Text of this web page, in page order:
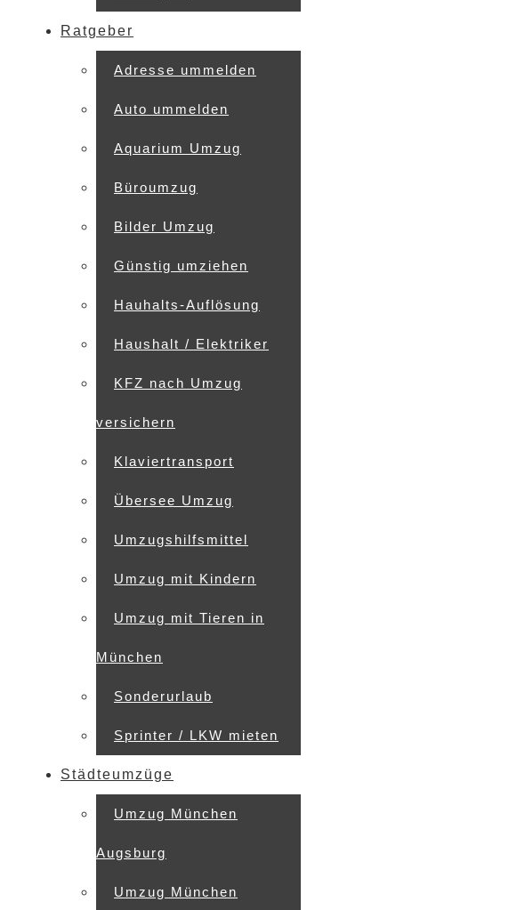
Ratgeber
Adresse ummelden
Auto ummelden
Aquarium Umzug
Büroumzug
Bilder Umzug
Günstig umziehen
Hauhalts-Auflösung
Haushalt / Elektriker
KFZ nach Umzug
versichern
Klaviertransport
Übersee Umzug
Umzugshilfsmittel
Umzug mit Kindern
Umzug mit Tieren in
München
Sonderurlaub
Sprinter / LKW mieten
Städteumzüge
Umzug München
Augsburg
Umzug München